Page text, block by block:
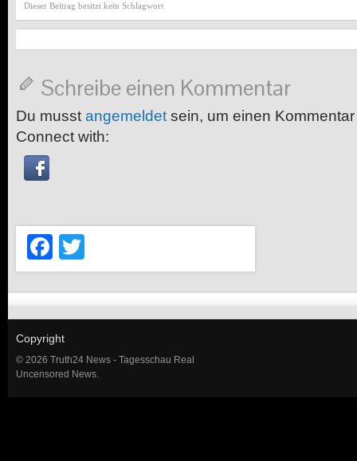
Dieser Beitrag besitzt kein Schlagwort
Schreibe einen Kommentar
Du musst angemeldet sein, um einen
Connect with:
Facebook
Copyright
© 2026 Truth24 News - Tagesschau Real
Uncensored News.